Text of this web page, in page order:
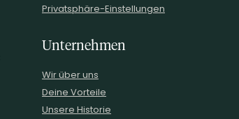
Privatsphäre-Einstellungen
Unternehmen
Wir über uns
Deine Vorteile
Unsere Historie